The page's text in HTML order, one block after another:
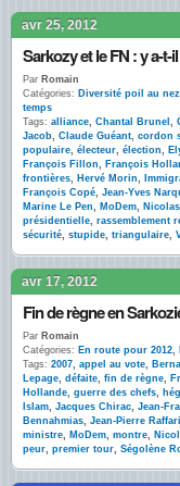
avr 25, 2012
Sarkozy et le FN : y a-
Par Romain
Catégories: Diversité poil au nez
temps
Tags: alliance, Chantal Brunel ,
Jacob, Claude Guéant, cordon
populaire, électeur, élection,
François Fillon, François
frontières, Hervé Morin,
François Copé, Jean-Yves
Marine Le Pen, MoDem,
présidentielle, rassemblement
sécurité, stupide, triangulaire,
avr 17, 2012
Fin de règne en
Par Romain
Catégories: En route pour 2012,
Tags: 2007, appel au vote,
Lepage, défaite, fin de règne,
Hollande, guerre des chefs,
Islam, Jacques Chirac, Jean-
Bennahmias, Jean-Pierre
ministre, MoDem, montre,
peur, premier tour, Ségolène